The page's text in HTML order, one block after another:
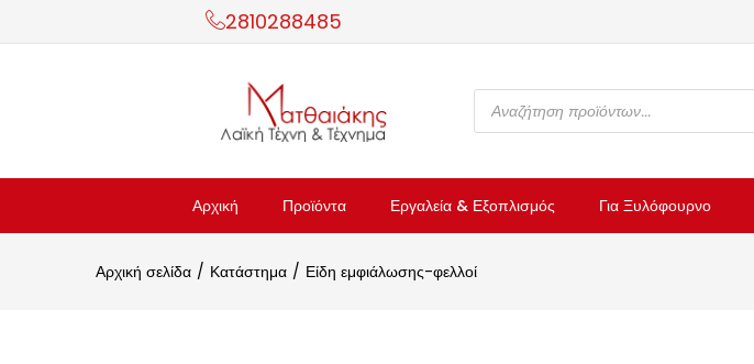
2810288485
Αρχική Προϊόντα Εργαλεία & Εξοπλισμός Για Ξυλόφουρνο
Αρχική σελίδα Κατάστημα Είδη εμφιάλωσης-φελλοί